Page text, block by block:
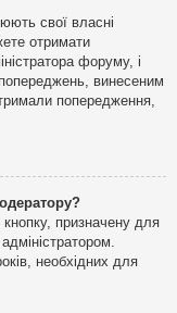
свої власні
отримати
форуму, і
винесеним
попередження,
призначену для
необхідних для